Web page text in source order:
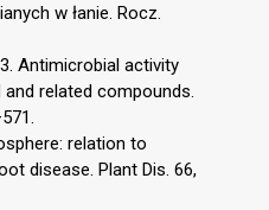
w łanie. Rocz.
Antimicrobial activity
related compounds.
relation to
disease. Plant Dis. 66,